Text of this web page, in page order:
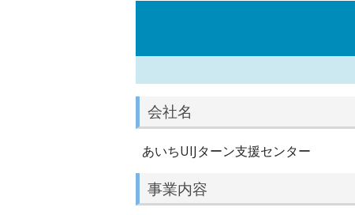
会社名
あいちUIJターン支援センター
事業内容